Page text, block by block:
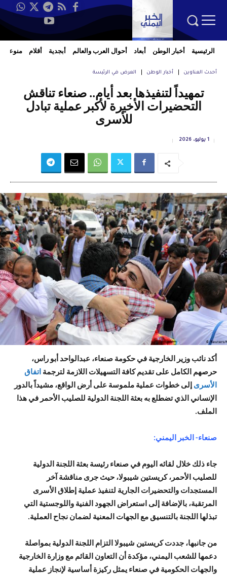
الرئيسية أخبار الوطن أبعاد أحوال العرب والعالم أبجدية أقلام منوعات
أحدث العناوين أخبار الوطن العرض في الرئيسة
تمهيداً لتنفيذها بعد أيام.. صنعاء تناقش
التحضيرات الأخيرة لأكبر عملية تبادل
للأسرى
1 يوليو، 2026
أكد نائب وزير الخارجية في حكومة صنعاء، عبدالواحد أبو راس،
حرصهم الكامل على تقديم كافة التسهيلات اللازمة لترجمة اتفاق
الأسرى إلى خطوات عملية ملموسة على أرض الواقع، مشيداً بالدور
الإنساني الذي تضطلع به بعثة اللجنة الدولية للصليب الأحمر في هذا
الملف.
صنعاء- الخبر اليمني:
جاء ذلك خلال لقائه اليوم في صنعاء رئيسة بعثة اللجنة الدولية
للصليب الأحمر، كريستين شيبولا، حيث جرى مناقشة آخر
المستجدات والتحضيرات الجارية لتنفيذ عملية إطلاق الأسرى
المرتقبة، بالإضافة إلى استعراض الجهود الفنية واللوجستية التي
تبذلها اللجنة بالتنسيق مع الجهات المعنية لضمان نجاح العملية.
من جانبها، جددت كريستين شيبولا التزام اللجنة الدولية بمواصلة
دعمها للشعب اليمني، مؤكدة أن التعاون القائم مع وزارة الخارجية
والجهات الحكومية في صنعاء يمثل ركيزة أساسية لإنجاز عملية